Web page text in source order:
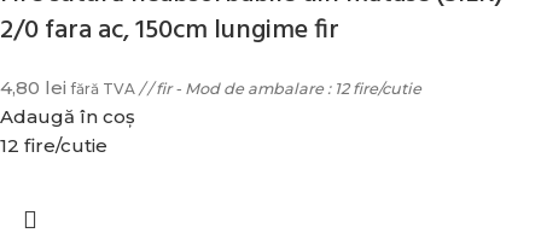
2/0 fara ac, 150cm lungime fir
4,80 lei fără TVA / / fir - Mod de ambalare : 12 fire/cutie
Adaugă în coș
12 fire/cutie